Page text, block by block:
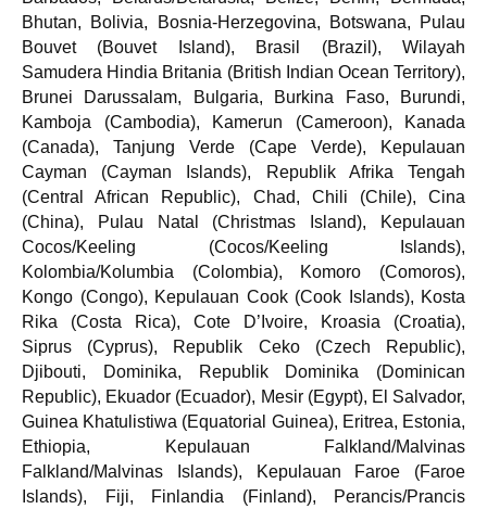
Bhutan, Bolivia, Bosnia-Herzegovina, Botswana, Pulau
Bouvet (Bouvet Island), Brasil (Brazil), Wilayah
Samudera Hindia Britania (British Indian Ocean Territory),
Brunei Darussalam, Bulgaria, Burkina Faso, Burundi,
Kamboja (Cambodia), Kamerun (Cameroon), Kanada
(Canada), Tanjung Verde (Cape Verde), Kepulauan
Cayman (Cayman Islands), Republik Afrika Tengah
(Central African Republic), Chad, Chili (Chile), Cina
(China), Pulau Natal (Christmas Island), Kepulauan
Cocos/Keeling (Cocos/Keeling Islands),
Kolombia/Kolumbia (Colombia), Komoro (Comoros),
Kongo (Congo), Kepulauan Cook (Cook Islands), Kosta
Rika (Costa Rica), Cote D’Ivoire, Kroasia (Croatia),
Siprus (Cyprus), Republik Ceko (Czech Republic),
Djibouti, Dominika, Republik Dominika (Dominican
Republic), Ekuador (Ecuador), Mesir (Egypt), El Salvador,
Guinea Khatulistiwa (Equatorial Guinea), Eritrea, Estonia,
Ethiopia, Kepulauan Falkland/Malvinas
Falkland/Malvinas Islands), Kepulauan Faroe (Faroe
Islands), Fiji, Finlandia (Finland), Perancis/Prancis